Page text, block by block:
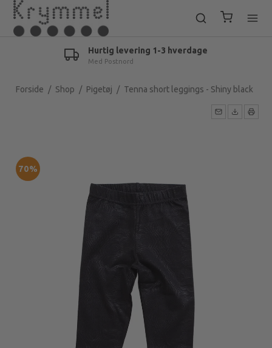
Hurtig levering 1-3 hverdage
Med Postnord
Forside / Shop / Pigetøj / Tenna short leggings - Shiny black
70%